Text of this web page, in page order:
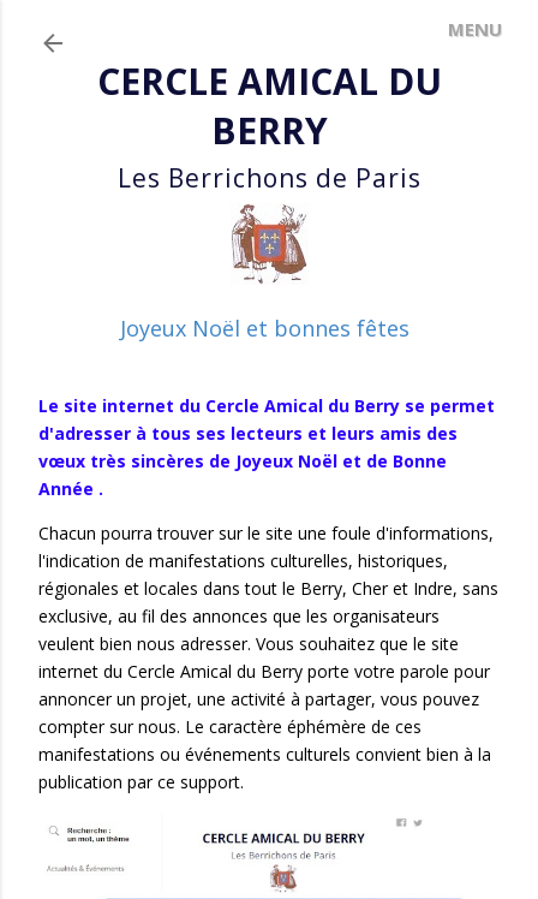
CERCLE AMICAL DU
BERRY
Les Berrichons de Paris
Joyeux Noël et bonnes fêtes
Le site internet du Cercle Amical du Berry se permet
d'adresser à tous ses lecteurs et leurs amis des
vœux très sincères de Joyeux Noël et de Bonne
Année .
Chacun pourra trouver sur le site une foule d'informations,
l'indication de manifestations culturelles, historiques,
régionales et locales dans tout le Berry, Cher et Indre, sans
exclusive, au fil des annonces que les organisateurs
veulent bien nous adresser. Vous souhaitez que le site
internet du Cercle Amical du Berry porte votre parole pour
annoncer un projet, une activité à partager, vous pouvez
compter sur nous. Le caractère éphémère de ces
manifestations ou événements culturels convient bien à la
publication par ce support.